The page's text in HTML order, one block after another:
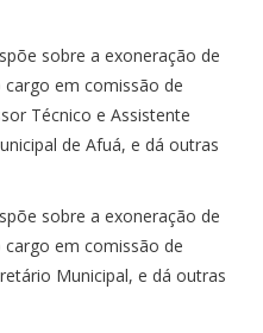
sobre a exoneração de
em comissão de
Técnico e Assistente
de Afuá, e dá outras
sobre a exoneração de
em comissão de
Municipal, e dá outras